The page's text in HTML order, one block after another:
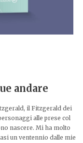
andare
il Fitzgerald dei
alle prese col
nascere. Mi ha molto
un ventennio dalle mie